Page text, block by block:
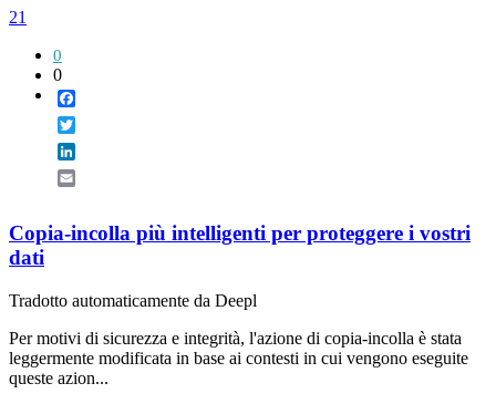
21
0
0
Copia-incolla più intelligenti per proteggere i vostri
dati
Tradotto automaticamente da Deepl
Per motivi di sicurezza e integrità, l'azione di copia-incolla è stata
leggermente modificata in base ai contesti in cui vengono eseguite
queste azion...